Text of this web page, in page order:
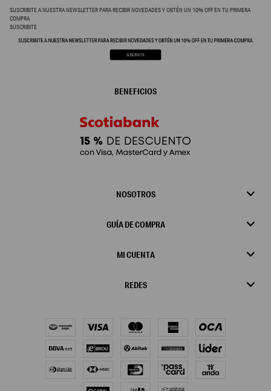
SUSCRIBITE A NUESTRA NEWSLETTER PARA RECIBIR NOVEDADES Y OBTÉN UN 10% OFF EN TU PRIMERA
COMPRA
SUSCRIBITE
NOSOTROS
GUÍA DE COMPRA
MI CUENTA
REDES
BENEFICIOS